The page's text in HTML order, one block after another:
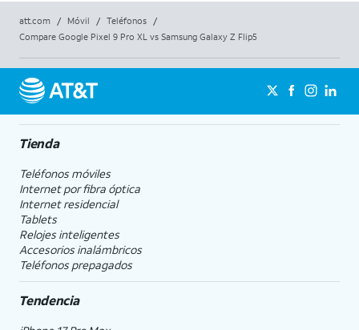
att.com / Móvil / Teléfonos
/
Compare Google Pixel 9 Pro XL vs Samsung Galaxy Z Flip5
Tienda
Teléfonos móviles
Internet por fibra óptica
Internet residencial
Tablets
Relojes inteligentes
Accesorios inalámbricos
Teléfonos prepagados
Tendencia